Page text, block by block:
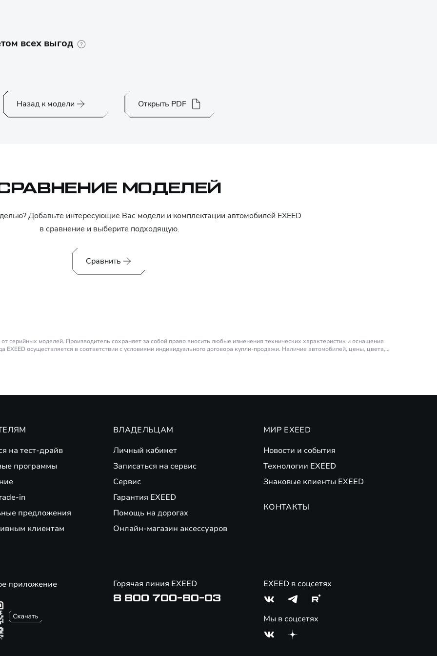
всех выгод
Назад к модели Открыть PDF
МОДЕЛЕЙ
Добавьте интересующие Вас модели и комплектации автомобилей EXEED
в сравнение и выберите подходящую.
Сравнить
серийных моделей. Производитель сохраняет за собой право вносить любые изменения технических характеристик и оснащения
осуществляется в соответствии с условиями индивидуального договора купли-продажи. Наличие автомобилей, цены, цвета,
период времени). Тридцатиминутная мощность на два электромотора – 190 л.с (на продолжительный период времени).
автомобиля EXEED. Не суммируется с кредитными предложениями банков-партнеров. Не оферта. Подробности
партнеров по стандартным предложениям при сдаче автомобиля по трейд-ин на новые автомобили EXEED. ПАО Совкомбанк.
ВЕекл.
на тест-драйв
программы
in
предложения
клиентам
ВЛАДЕЛЬЦАМ
Личный кабинет
Записаться на сервис
Сервис
Гарантия EXEED
Помощь на дорогах
Онлайн-магазин аксессуаров
МИР EXEED
Новости и события
Технологии EXEED
Знаковые клиенты EXEED
КОНТАКТЫ
приложение Горячая линия EXEED
8 800 700-80-03
EXEED в соцсетях
Мы в соцсетях